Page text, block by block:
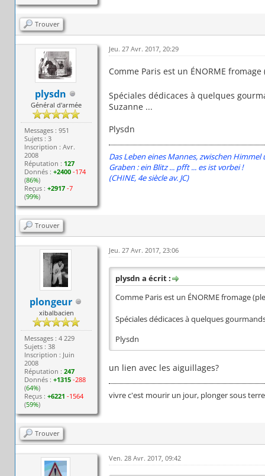
Trouver
plysdn
Général d'armée
Messages : 951
Sujets : 3
Inscription : Avr.
2008
Réputation : 127
Donnés :+2400 -174
(86%)
Reçus :+2917 -7
(99%)
Jeu. 27 Avr. 2017, 20:29
Comme Paris est un ÉNORME
Spéciales dédicaces à quelques
Suzanne ...
Plysdn
Das Leben eines Mannes, zwischen
Graben : ein Blitz ... pfft ... es ist vorbei !
(CHINE, 4e siècle av. JC)
Trouver
plongeur
xibalbacien
Messages : 4 229
Sujets : 38
Inscription : Juin
2008
Réputation :247
Donnés :+1315 -288
(64%)
Reçus :+6221 -1564
(59%)
Jeu. 27 Avr. 2017, 23:06
plysdn a écrit :
Comme Paris est un ÉNORME fromage
Spéciales dédicaces à quelques
Plysdn
un lien avec les aiguillages?
vivre c'est mourir un jour, plonger sous
Trouver
Ven. 28 Avr. 2017, 09:42